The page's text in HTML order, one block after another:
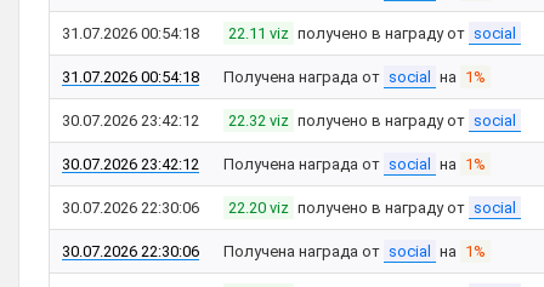
31.07.2026 00:54:18 22.11 viz получено в награду от social
31.07.2026 00:54:18 Получена награда от social на 1%
30.07.2026 23:42:12 22.32 viz получено в награду от social
30.07.2026 23:42:12 Получена награда от social на 1%
30.07.2026 22:30:06 22.20 viz получено в награду от social
30.07.2026 22:30:06 Получена награда от social на 1%